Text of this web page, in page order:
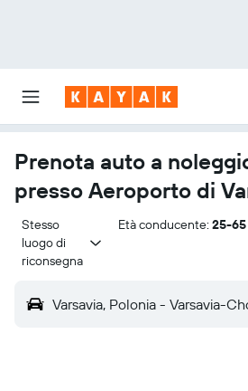
Prenota auto a
presso Aeroporto di
Stesso
luogo di
riconsegna
Età conducente: 25-
Varsavia, Polonia - Varsavia-